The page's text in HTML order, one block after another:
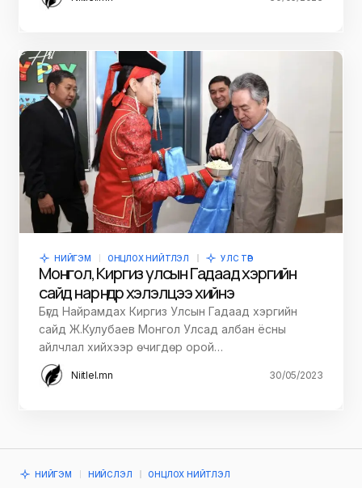
НИЙГЭМ ОНЦЛОХ НИЙТЛЭЛ УЛС ТӨР
Монгол, Киргиз улсын Гадаад хэргийн
сайд нар өнөөдөр хэлэлцээ хийнэ
Бүгд Найрамдах Киргиз Улсын Гадаад хэргийн
сайд Ж.Кулубаев Монгол Улсад албан ёсны
айлчлал хийхээр өчигдөр орой…
Niitlel.mn 30/05/2023
НИЙГЭМ НИЙСЛЭЛ ОНЦЛОХ НИЙТЛЭЛ